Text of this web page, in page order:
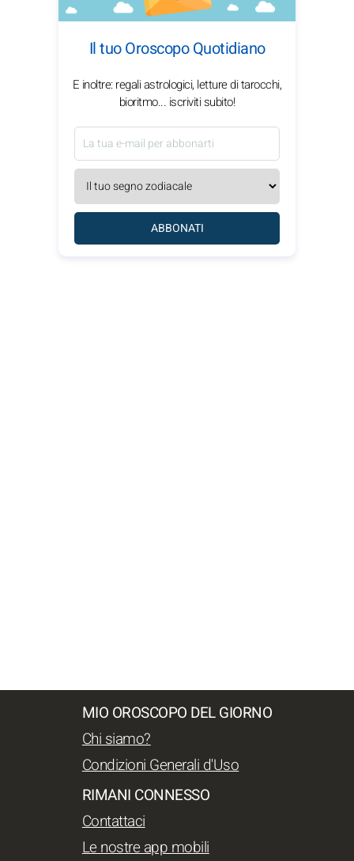
Il tuo Oroscopo Quotidiano
E inoltre: regali astrologici, letture di tarocchi,
bioritmo... iscriviti subito!
ABBONATI
MIO OROSCOPO DEL GIORNO
Chi siamo?
Condizioni Generali d'Uso
RIMANI CONNESSO
Contattaci
Le nostre app mobili